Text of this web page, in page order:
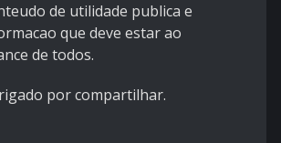
de utilidade publica e
que deve estar ao
de todos.
por compartilhar.